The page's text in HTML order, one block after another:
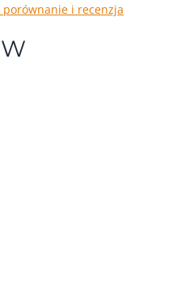
porównanie i recenzja